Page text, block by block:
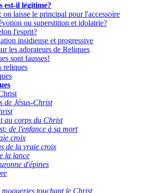
est-il légitime?
on laisse le principal pour l'accessoire
ou superstition et idolatrie?
l'esprit?
insidieuse et progressive
les adorateurs de Reliques
sont fausses!
reliques
de Jésus-Christ
au corps du Christ
de l'enfance à sa mort
croix
de la vraie croix
la lance
d'épines
moqueries touchant le Christ